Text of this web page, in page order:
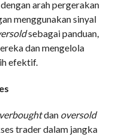
arah pergerakan
menggunakan sinyal
sebagai panduan,
dan mengelola
efektif.
dan oversold
trader dalam jangka